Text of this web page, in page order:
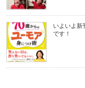
いよいよ新
です！